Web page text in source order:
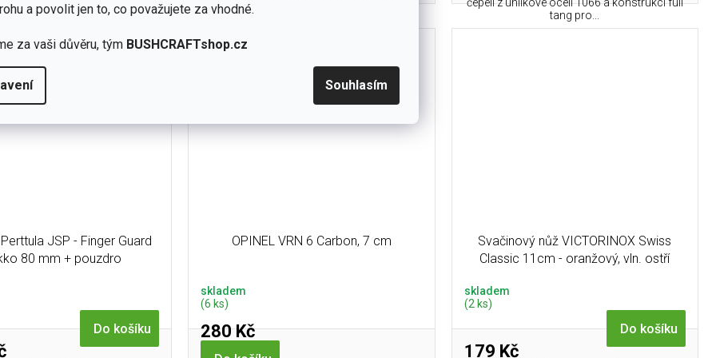
a povolit jen to, co považujete za vhodné.
za vaši důvěru, tým BUSHCRAFTshop.cz
Souhlasím
mm z nerezové švédské oceli
(Alleima) a Scandi...
Bit Kit přidá k multitoolu rovnou 21
oboustranných bitů (42 hrotů)...
čepelí z uhlíkové oceli 1066 a konstrukcí full
tang pro...
JSP - Finger Guard
80 mm + pouzdro
Do košíku
OPINEL VRN 6 Carbon, 7 cm
skladem
(6 ks)
280 Kč
Svačinový nůž VICTORINOX Swiss
Classic 11cm - oranžový, vln. ostří
skladem
(2 ks)
179 Kč
Do košíku